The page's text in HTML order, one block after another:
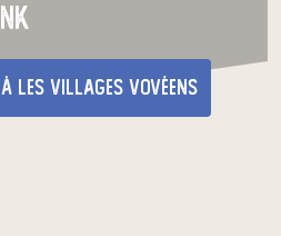
à Les Villages Vovéens